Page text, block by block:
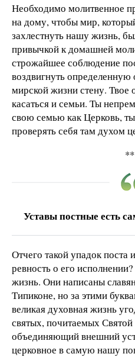
Необходимо молитвенное
на дому, чтобы мир,
захлестнуть нашу жизнь,
привычкой к домашней
строжайшее соблюдение
воздвигнуть
мирской жизни стену. Твое
касаться и семьи. Ты
свою семью как Церковь,
проверять себя там духом
Уставы постные есть
Отчего такой упадок
ревность о его
жизнь. Они написаны
Типиконе, но за этими
великая духовная жизнь
святых, почитаемых
объединяющий внешний
церковное в самую нашу